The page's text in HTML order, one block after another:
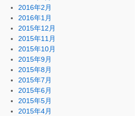
2016年2月
2016年1月
2015年12月
2015年11月
2015年10月
2015年9月
2015年8月
2015年7月
2015年6月
2015年5月
2015年4月